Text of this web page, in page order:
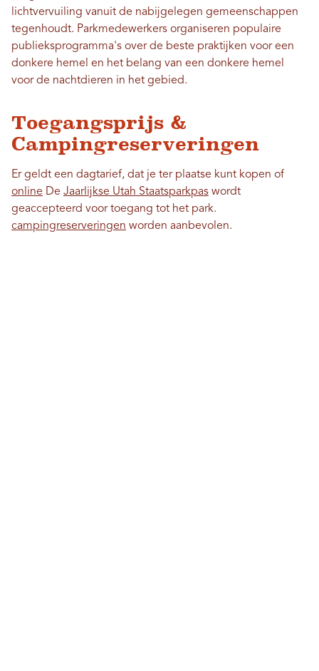
lichtvervuiling vanuit de nabijgelegen gemeenschappen
tegenhoudt. Parkmedewerkers organiseren populaire
publieksprogramma's over de beste praktijken voor een
donkere hemel en het belang van een donkere hemel
voor de nachtdieren in het gebied.
Toegangsprijs &
Campingreserveringen
Er geldt een dagtarief, dat je ter plaatse kunt kopen of
online De Jaarlijkse Utah Staatsparkpas wordt
geaccepteerd voor toegang tot het park.
campingreserveringen worden aanbevolen.